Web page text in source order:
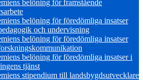
belöning för framstående
belöning för föredömliga insatser
och undervisning
belöning för föredömliga insatser
belöning för föredömliga insatser i
tjänst
stipendium till landsbygdsutvecklare